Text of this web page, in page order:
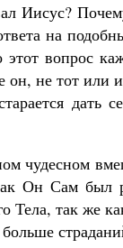
Иисус?
на
вопрос
он, не тот
дать
чудесном
Он Сам был
Тела, так же